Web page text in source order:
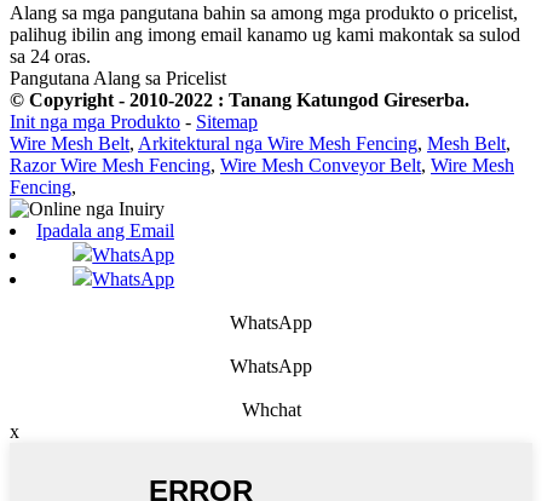
Alang sa mga pangutana bahin sa among mga produkto o pricelist,
palihug ibilin ang imong email kanamo ug kami makontak sa sulod
sa 24 oras.
Pangutana Alang sa Pricelist
© Copyright - 2010-2022 : Tanang Katungod Gireserba.
Init nga mga Produkto - Sitemap
Wire Mesh Belt, Arkitektural nga Wire Mesh Fencing, Mesh Belt,
Razor Wire Mesh Fencing, Wire Mesh Conveyor Belt, Wire Mesh
Fencing,
Ipadala ang Email
WhatsApp
WhatsApp
WhatsApp
WhatsApp
Whchat
x